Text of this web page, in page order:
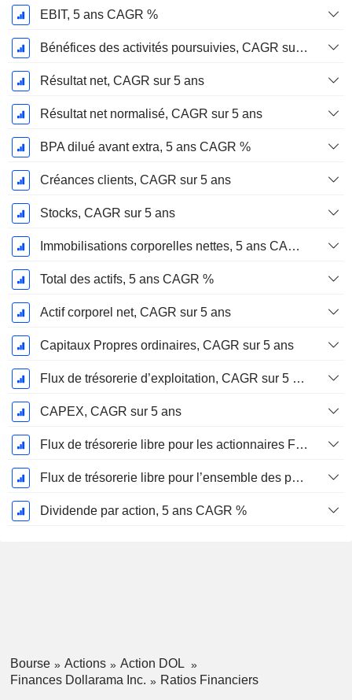
EBIT, 5 ans CAGR %
Bénéfices des activités poursuivies, CAGR sur 5 ans
Résultat net, CAGR sur 5 ans
Résultat net normalisé, CAGR sur 5 ans
BPA dilué avant extra, 5 ans CAGR %
Créances clients, CAGR sur 5 ans
Stocks, CAGR sur 5 ans
Immobilisations corporelles nettes, 5 ans CAGR %
Total des actifs, 5 ans CAGR %
Actif corporel net, CAGR sur 5 ans
Capitaux Propres ordinaires, CAGR sur 5 ans
Flux de trésorerie d’exploitation, CAGR sur 5 ans
CAPEX, CAGR sur 5 ans
Flux de trésorerie libre pour les actionnaires FCFE, CAGR sur 5 ans
Flux de trésorerie libre pour l’ensemble des pourvoyeurs de fonds (créanciers et actionnaires) FCFF, CAGR sur 5 ans
Dividende par action, 5 ans CAGR %
Bourse Actions
Action DOL
Finances Dollarama Inc.
Ratios Financiers